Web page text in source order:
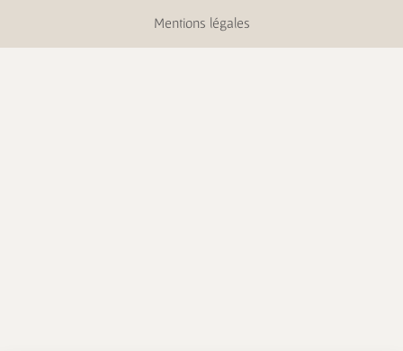
Mentions légales